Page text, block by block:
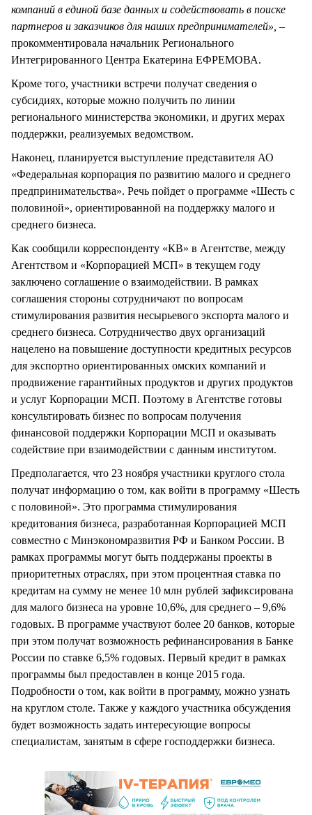
компаний в единой базе данных и содействовать в поиске
партнеров и заказчиков для наших предпринимателей», –
прокомментировала начальник Регионального
Интегрированного Центра Екатерина ЕФРЕМОВА.
Кроме того, участники встречи получат сведения о
субсидиях, которые можно получить по линии
регионального министерства экономики, и других мерах
поддержки, реализуемых ведомством.
Наконец, планируется выступление представителя АО
«Федеральная корпорация по развитию малого и среднего
предпринимательства». Речь пойдет о программе «Шесть с
половиной», ориентированной на поддержку малого и
среднего бизнеса.
Как сообщили корреспонденту «КВ» в Агентстве, между
Агентством и «Корпорацией МСП» в текущем году
заключено соглашение о взаимодействии. В рамках
соглашения стороны сотрудничают по вопросам
стимулирования развития несырьевого экспорта малого и
среднего бизнеса. Сотрудничество двух организаций
нацелено на повышение доступности кредитных ресурсов
для экспортно ориентированных омских компаний и
продвижение гарантийных продуктов и других продуктов
и услуг Корпорации МСП. Поэтому в Агентстве готовы
консультировать бизнес по вопросам получения
финансовой поддержки Корпорации МСП и оказывать
содействие при взаимодействии с данным институтом.
Предполагается, что 23 ноября участники круглого стола
получат информацию о том, как войти в программу «Шесть
с половиной». Это программа стимулирования
кредитования бизнеса, разработанная Корпорацией МСП
совместно с Минэкономразвития РФ и Банком России. В
рамках программы могут быть поддержаны проекты в
приоритетных отраслях, при этом процентная ставка по
кредитам на сумму не менее 10 млн рублей зафиксирована
для малого бизнеса на уровне 10,6%, для среднего – 9,6%
годовых. В программе участвуют более 20 банков, которые
при этом получат возможность рефинансирования в Банке
России по ставке 6,5% годовых. Первый кредит в рамках
программы был предоставлен в конце 2015 года.
Подробности о том, как войти в программу, можно узнать
на круглом столе. Также у каждого участника обсуждения
будет возможность задать интересующие вопросы
специалистам, занятым в сфере господдержки бизнеса.